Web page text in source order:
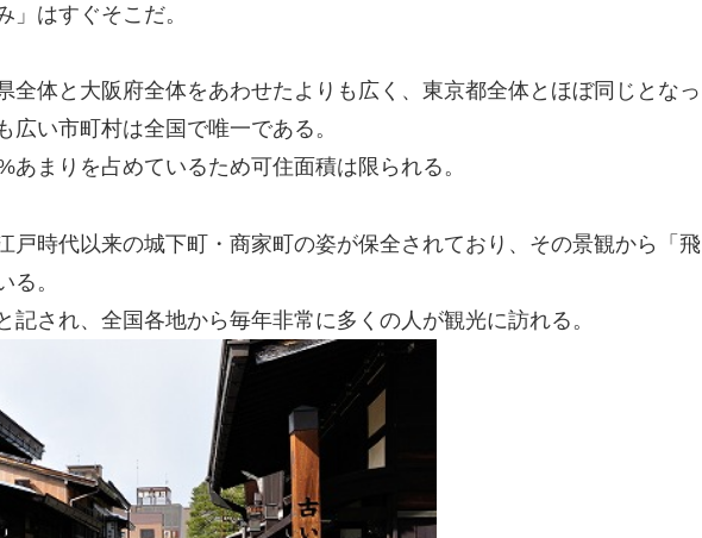
」はすぐそこだ。
全体と大阪府全体をあわせたよりも広く、東京都全体とほぼ同じとなっ
広い市町村は全国で唯一である。
あまりを占めているため可住面積は限られる。
戸時代以来の城下町・商家町の姿が保全されており、その景観から「飛
る。
記され、全国各地から毎年非常に多くの人が観光に訪れる。